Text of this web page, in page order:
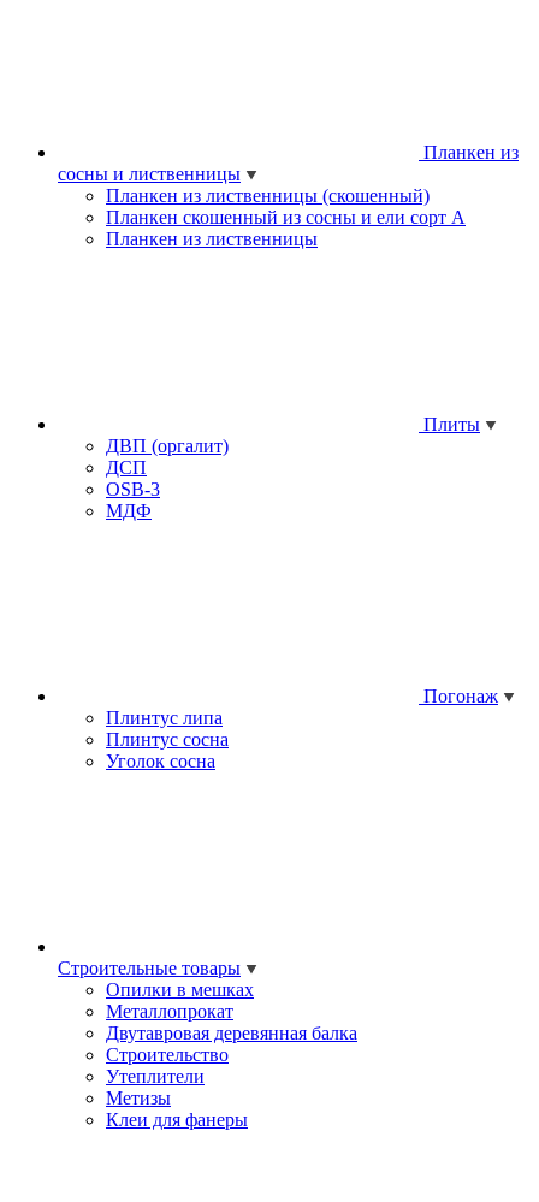
Планкен из
сосны и лиственницы
Планкен из лиственницы (скошенный)
Планкен скошенный из сосны и ели cорт А
Планкен из лиственницы
Плиты
ДВП (оргалит)
ДСП
OSB-3
МДФ
Погонаж
Плинтус липа
Плинтус сосна
Уголок сосна
Строительные товары
Опилки в мешках
Металлопрокат
Двутавровая деревянная балка
Строительство
Утеплители
Метизы
Клеи для фанеры